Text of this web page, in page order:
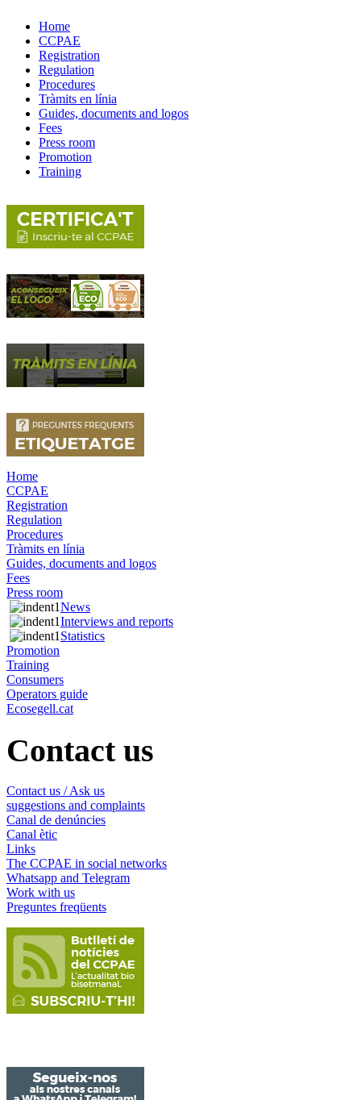
Home
CCPAE
Registration
Regulation
Procedures
Tràmits en línia
Guides, documents and logos
Fees
Press room
Promotion
Training
Home
CCPAE
Registration
Regulation
Procedures
Tràmits en línia
Guides, documents and logos
Fees
Press room
News
Interviews and reports
Statistics
Promotion
Training
Consumers
Operators guide
Ecosegell.cat
Contact us
Contact us / Ask us
suggestions and complaints
Canal de denúncies
Canal ètic
Links
The CCPAE in social networks
Whatsapp and Telegram
Work with us
Preguntes freqüents